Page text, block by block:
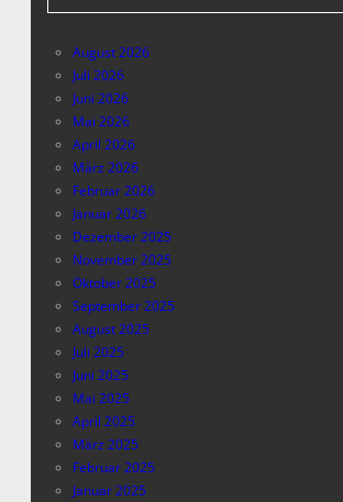
August 2026
Juli 2026
Juni 2026
Mai 2026
April 2026
März 2026
Februar 2026
Januar 2026
Dezember 2025
November 2025
Oktober 2025
September 2025
August 2025
Juli 2025
Juni 2025
Mai 2025
April 2025
März 2025
Februar 2025
Januar 2025